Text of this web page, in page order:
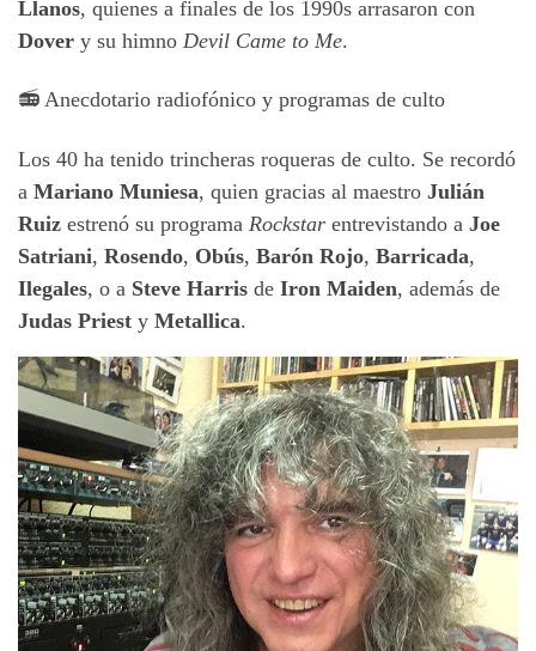
Llanos, quienes a finales de los 1990s arrasaron con
Dover y su himno Devil Came to Me.
📻 Anecdotario radiofónico y programas de culto
Los 40 ha tenido trincheras roqueras de culto. Se recordó
a Mariano Muniesa, quien gracias al maestro Julián
Ruiz estrenó su programa Rockstar entrevistando a Joe
Satriani, Rosendo, Obús, Barón Rojo, Barricada,
Ilegales, o a Steve Harris de Iron Maiden, además de
Judas Priest y Metallica.